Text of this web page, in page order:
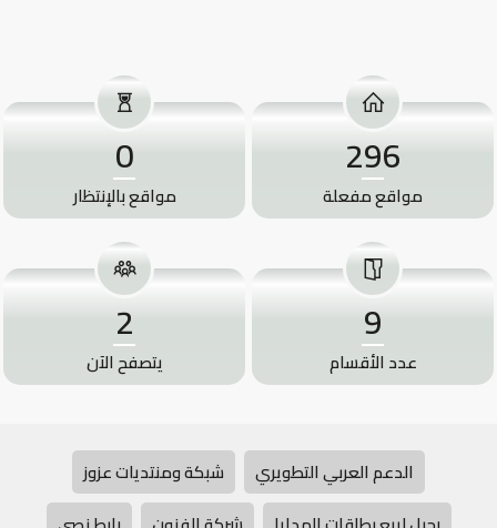
296
مواقع مفعلة
0
مواقع بالإنتظار
9
عدد الأقسام
2
يتصفح الآن
الدعم العربي التطويري
شبكة ومنتديات عزوز